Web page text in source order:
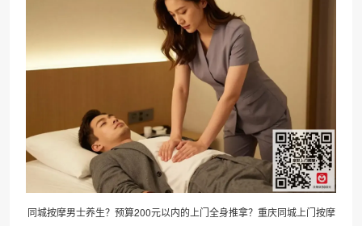
同城按摩男士养生？预算200元以内的上门全身推拿？重庆同城上门按摩